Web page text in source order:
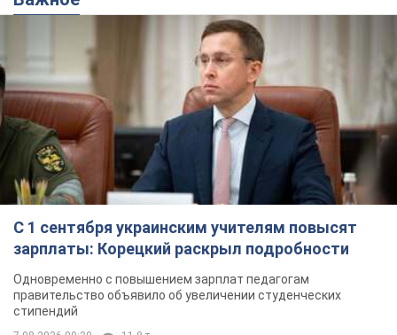
С 1 сентября украинским учителям повысят
зарплаты: Корецкий раскрыл подробности
Одновременно с повышением зарплат педагогам
правительство объявило об увеличении студенческих
стипендий
7.08.2026 00:29 11,8 т.
перехватила украинская ПВО в
июле: в Минобороны назвали цифру
Украинская ПВО работала в условиях
дефицита ракет-перехватчиков